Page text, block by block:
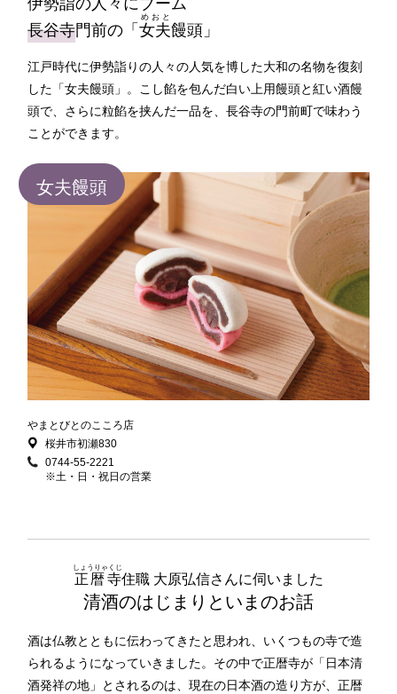
長谷寺門前の「女夫
めおと
饅頭」
江戸時代に伊勢詣りの人々の人気を博した大和の名物を復刻
した「女夫饅頭」。こし餡を包んだ白い上用饅頭と紅い酒饅
頭で、さらに粒餡を挟んだ一品を、長谷寺の門前町で味わう
ことができます。
女夫饅頭
やまとびとのこころ店
桜井市初瀬830
0744-55-2221
※土・日・祝日の営業
正暦寺
しょうりゃくじ
住職 大原弘信さんに伺いました
清酒のはじまりといまのお話
酒は仏教とともに伝わってきたと思われ、いくつもの寺で造
られるようになっていきました。その中で正暦寺が「日本清
酒発祥の地」とされるのは、現在の日本酒の造り方が、正暦